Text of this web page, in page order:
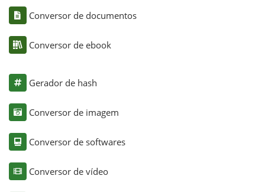
Conversor de documentos
Conversor de ebook
Gerador de hash
Conversor de imagem
Conversor de softwares
Conversor de vídeo